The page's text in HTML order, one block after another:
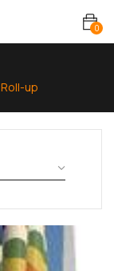
0
Roll-up